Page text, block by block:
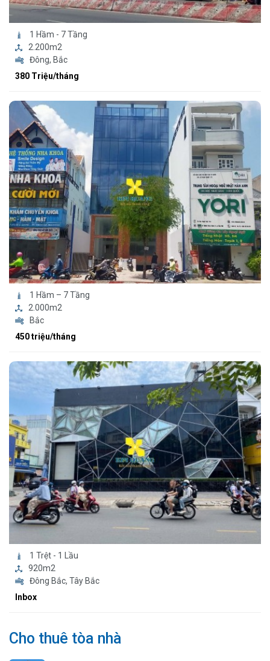
1 Hầm - 7 Tầng
2.200m2
Đông, Bắc
380 Triệu/tháng
1 Hầm – 7 Tầng
2.000m2
Bắc
450 triệu/tháng
1 Trệt - 1 Lầu
920m2
Đông Bắc, Tây Bắc
Inbox
Cho thuê tòa nhà